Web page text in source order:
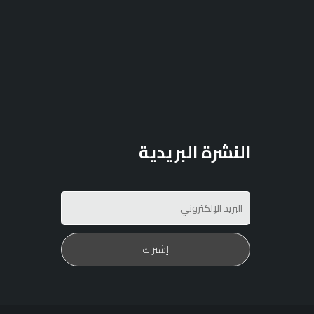
النشرة البريدية